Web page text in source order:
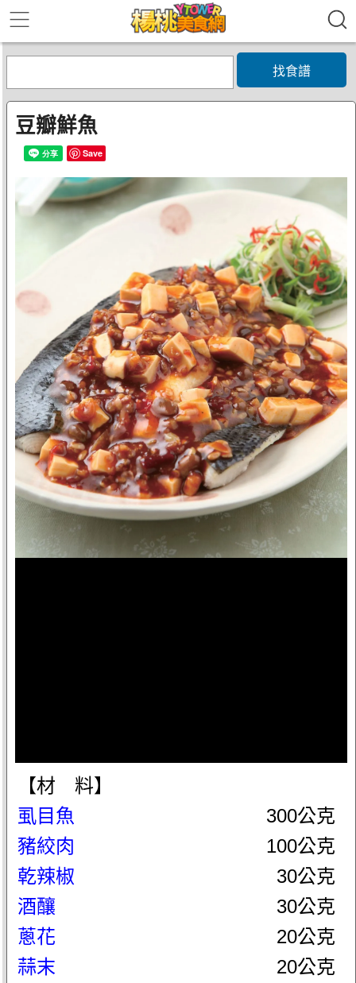
找食譜
豆瓣鮮魚
Save
【材 料】
虱目魚
300公克
豬絞肉
100公克
乾辣椒
30公克
酒釀
30公克
蔥花
20公克
蒜末
20公克